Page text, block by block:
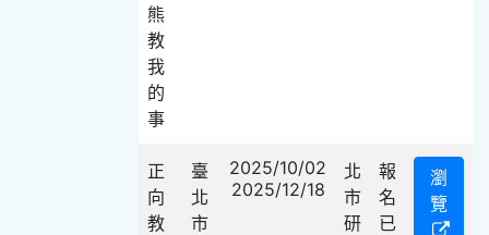
熊
教
我
的
事
正
向
教
臺
北
市
2025/10/02
2025/12/18
北
市
研
報
名
已
瀏
覽